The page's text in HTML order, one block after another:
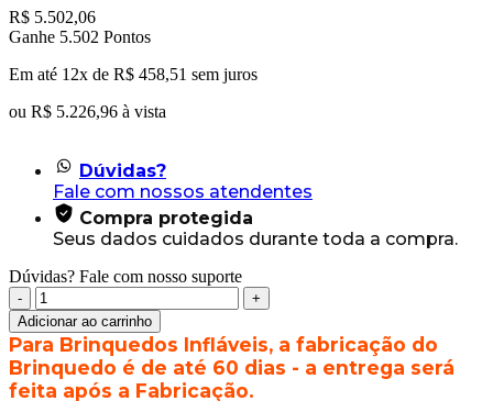
R$ 5.502,06
Ganhe 5.502 Pontos
Em até 12x de R$ 458,51 sem juros
ou R$ 5.226,96 à vista
Dúvidas?
Fale com nossos atendentes
Compra protegida
Seus dados cuidados durante toda a compra.
Dúvidas? Fale com nosso suporte
Cama
Elástica
Redonda
EURO430
-
4,3m
Adicionar ao carrinho
Para Brinquedos Infláveis, a fabricação do
Brinquedo é de até 60 dias - a entrega será
feita após a Fabricação.